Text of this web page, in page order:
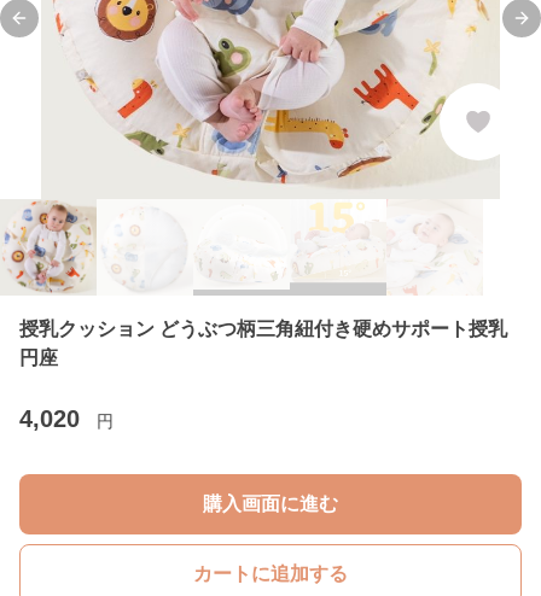
Previous slide
授乳クッション どうぶつ柄三角紐付き硬めサポート授乳
円座
4,020 円
購入画面に進む
カートに追加する